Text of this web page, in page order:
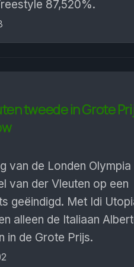
87,520%.
tweede in Grote
van de Londen Olympia
van der Vleuten op een
geëindigd. Met Idi
alleen de Italiaan
in de Grote Prijs.